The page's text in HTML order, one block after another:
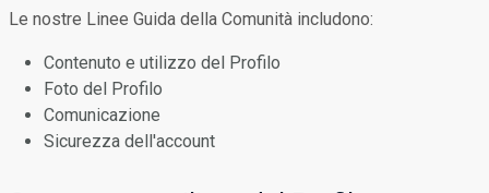
Le nostre Linee Guida della Comunità includono:
Contenuto e utilizzo del Profilo
Foto del Profilo
Comunicazione
Sicurezza dell'account